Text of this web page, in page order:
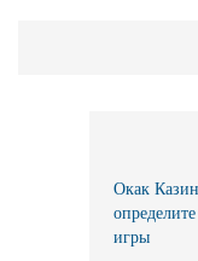
Окак
игры